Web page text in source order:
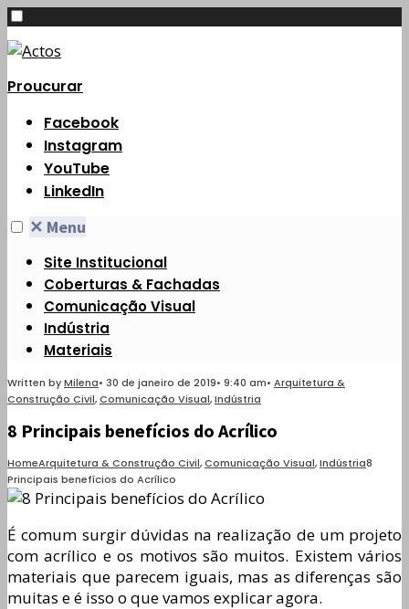
Proucurar
Facebook
Instagram
YouTube
LinkedIn
✕ Menu
Site Institucional
Coberturas & Fachadas
Comunicação Visual
Indústria
Materiais
Written byMilena• 30 de janeiro de 2019• 9:40 am• Arquitetura &
Construção Civil,Comunicação Visual,Indústria
8 Principais benefícios do Acrílico
HomeArquitetura & Construção Civil,Comunicação Visual,Indústria8
Principais benefícios do Acrílico
É comum surgir dúvidas na realização de um projeto
com acrílico e os motivos são muitos. Existem vários
materiais que parecem iguais, mas as diferenças são
muitas e é isso o que vamos explicar agora.